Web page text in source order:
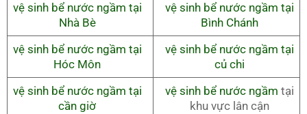
vệ sinh bể nước ngầm tại
Nhà Bè
vệ sinh bể nước ngầm tại
Bình Chánh
vệ sinh bể nước ngầm tại
Hóc Môn
vệ sinh bể nước ngầm tại
củ chi
vệ sinh bể nước ngầm tại
cần giờ
vệ sinh bể nước ngầm tại
khu vực lân cận